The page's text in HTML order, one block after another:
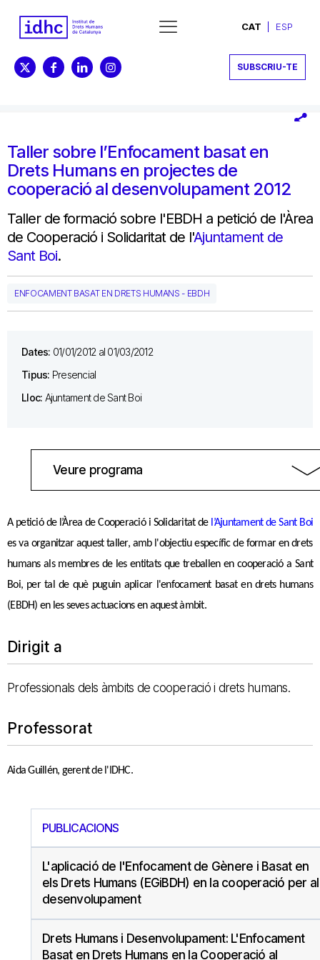
CAT ESP
SUBSCRIU-TE
Taller sobre l’Enfocament basat en
Drets Humans en projectes de
cooperació al desenvolupament 2012
Taller de formació sobre l'EBDH a petició de l'Àrea
de Cooperació i Solidaritat de l'Ajuntament de
Sant Boi.
ENFOCAMENT BASAT EN DRETS HUMANS - EBDH
Dates: 01/01/2012 al 01/03/2012
Tipus: Presencial
Lloc: Ajuntament de Sant Boi
Veure programa
A petició de l’Àrea de Cooperació i Solidaritat de l’Ajuntament de Sant Boi
es va organitzar aquest taller, amb l'objectiu específic de formar en drets
humans als membres de les entitats que treballen en cooperació a Sant
Boi, per tal de què puguin aplicar l'enfocament basat en drets humans
(EBDH) en les seves actuacions en aquest àmbit.
Dirigit a
Professionals dels àmbits de cooperació i drets humans.
Professorat
Aida Guillén, gerent de l'IDHC.
PUBLICACIONS
L'aplicació de l'Enfocament de Gènere i Basat en
els Drets Humans (EGiBDH) en la cooperació per al
desenvolupament
Drets Humans i Desenvolupament: L'Enfocament
Basat en Drets Humans en la Cooperació al